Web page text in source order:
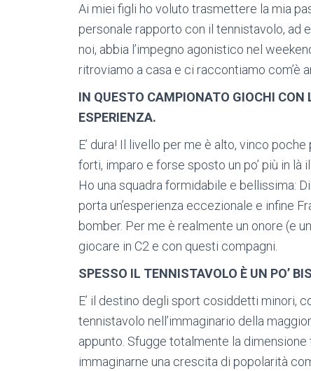
Ai miei figli ho voluto trasmettere la mia
personale rapporto con il tennistavolo, ad
noi, abbia l’impegno agonistico nel
ritroviamo a casa e ci raccontiamo com’è
IN QUESTO CAMPIONATO GIOCHI
ESPERIENZA.
E’ dura! Il livello per me è alto, vinco
forti, imparo e forse sposto un po’ più in là
Ho una squadra formidabile e bellissima:
porta un’esperienza eccezionale e infine
bomber. Per me è realmente un onore (e
giocare in C2 e con questi compagni.
SPESSO IL TENNISTAVOLO È UN PO’
E’ il destino degli sport cosiddetti minori,
tennistavolo nell’immaginario della
appunto. Sfugge totalmente la
immaginarne una crescita di popolarità